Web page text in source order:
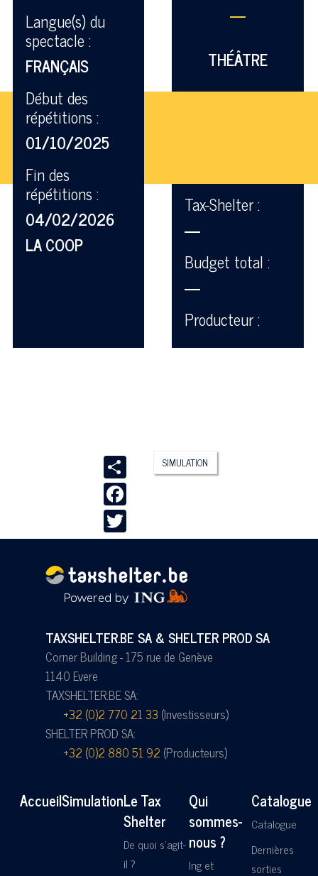
Langue(s) du
spectacle :
FRANÇAIS
Début des
répétitions :
01/10/2025
Fin des
répétitions :
04/02/2026
LA COOP
—
THÉÂTRE
Tax-Shelter :
—
Budget total :
—
Producteur :
Share
Facebook
Twitter
SIMULATION
TAXSHELTER.BE SA & SHELTER PROD SA
Corner Building - 175 rue de Genève
1140 Evere
TAXSHELTER.BE SA:
+32 (0)2 770 21 33 (Investisseurs)
SHELTER PROD SA:
+32 (0)2 880 51 92 (Producteurs)
AccueilSimulationLe Tax
Shelter
De quoi s'agit-
il ?
Qui
sommes-
nous ?
Ing et
Catalogue
Catalogue
Dernières
sorties